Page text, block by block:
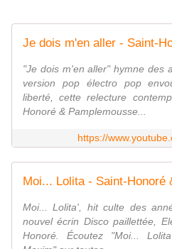
"Je dois m'en aller" hymne des
version pop électro pop
liberté, cette relecture
Honoré & Pamplemousse...
https://
Moi... Lolita - Saint-Honoré
Moi... Lolita', hit culte des
nouvel écrin Disco paillettée,
Honoré. Écoutez "Moi...